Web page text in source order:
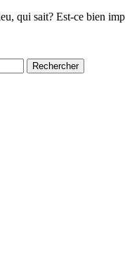
qui sait? Est-ce bien